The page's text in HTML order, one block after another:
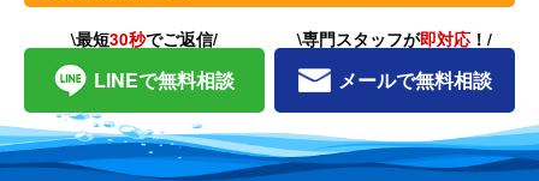
LINEで無料相談
\最短30秒でご返信/
メールで無料相談
\専門スタッフが即対応 ！/